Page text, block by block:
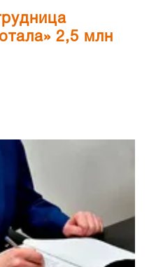
2,5 млн